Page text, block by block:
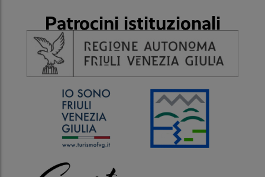
Patrocini istituzionali